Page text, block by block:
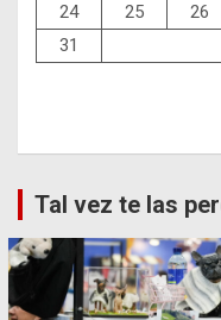
24
25 26
31
Tal vez te las